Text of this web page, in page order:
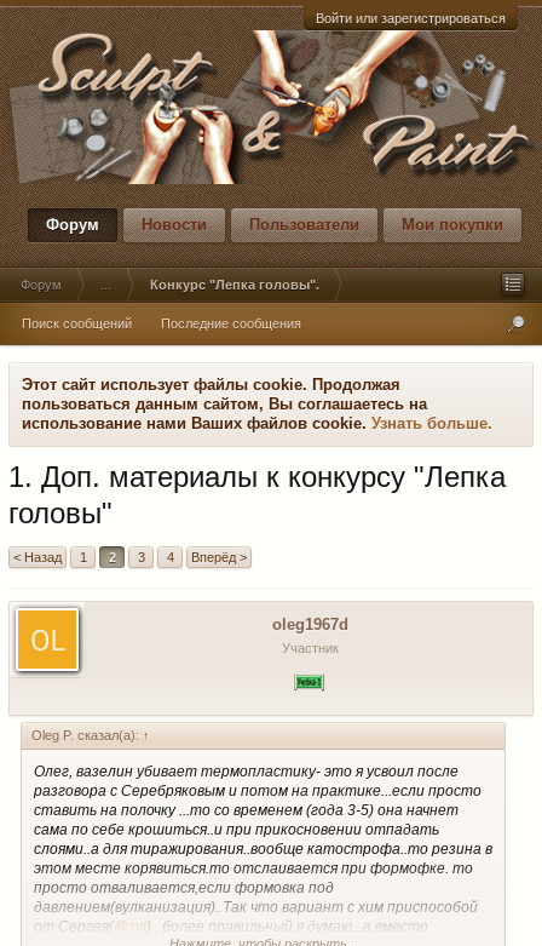
Войти или зарегистрироваться
Форум Новости Пользователи Мои покупки
Форум Конкурс "Лепка головы".
Поиск сообщений Последние сообщения
Этот сайт использует файлы cookie. Продолжая
пользоваться данным сайтом, Вы соглашаетесь на
использование нами Ваших файлов cookie. Узнать больше.
1. Доп. материалы к конкурсу "Лепка
головы"
< Назад 1 2 3 4 Вперёд >
oleg1967d
Участник
Oleg P. сказал(а): ↑
Олег, вазелин убивает термопластику- это я усвоил после
разговора с Серебряковым и потом на практике...если просто
ставить на полочку ...то со временем (года 3-5) она начнет
сама по себе крошиться..и при прикосновении отпадать
слоями..а для тиражирования..вообще катострофа..то резина в
этом месте корявиться.то отслаивается при формофке. то
просто отваливается,если формовка под
давлением(вулканизация)..Так что вариант с хим приспособой
от Сергея(@svt) , более правильный.я думаю...а вместо